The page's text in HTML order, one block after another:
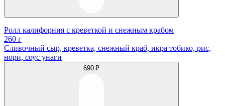
Ролл калифорния с креветкой и снежным крабом
260 г
Сливочный сыр, креветка, снежный краб, икра тобико, рис,
нори, соус унаги
690 ₽